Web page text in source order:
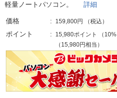
軽量ノートパソコン。 詳細
価格 159,800円 （税込）
ポイント 15,980ポイント （ 10%
（15,980円相当）